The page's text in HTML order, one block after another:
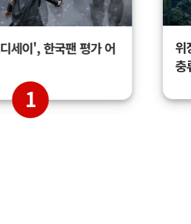
세이', 한국팬 평가 어
1
위
충